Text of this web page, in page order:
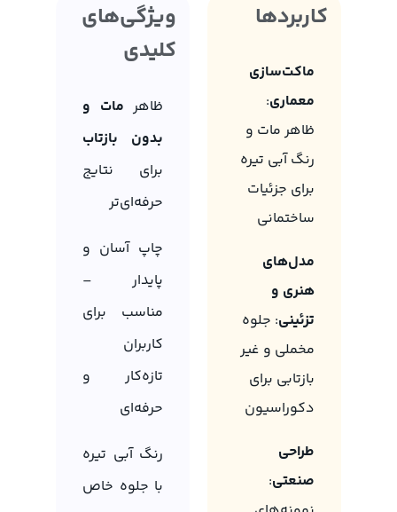
کاربردها
ماکت‌سازی
معماری:
ظاهر مات و
رنگ آبی تیره
برای جزئیات
ساختمانی
مدل‌های
هنری و
تزئینی: جلوه
مخملی و غیر
بازتابی برای
دکوراسیون
طراحی
صنعتی:
ویژگی‌های
کلیدی
ظاهر مات و
بدون بازتاب
برای نتایج
حرفه‌ای‌تر
چاپ آسان و
پایدار –
مناسب برای
کاربران
تازه‌کار و
حرفه‌ای
رنگ آبی تیره
با جلوه خاص